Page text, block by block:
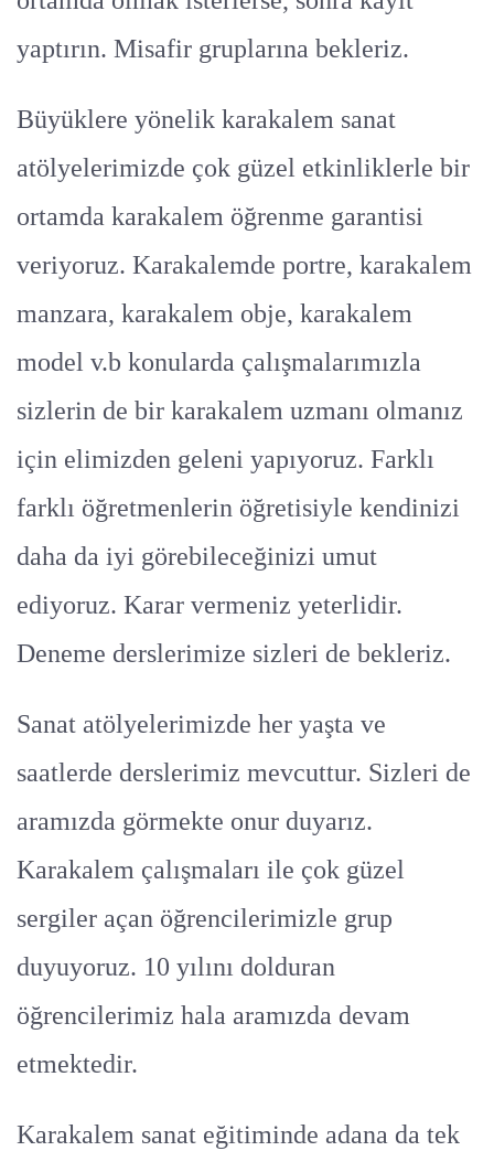
yaptırın. Misafir gruplarına bekleriz.
Büyüklere yönelik karakalem sanat
atölyelerimizde çok güzel etkinliklerle bir
ortamda karakalem öğrenme garantisi
veriyoruz. Karakalemde portre, karakalem
manzara, karakalem obje, karakalem
model v.b konularda çalışmalarımızla
sizlerin de bir karakalem uzmanı olmanız
için elimizden geleni yapıyoruz. Farklı
farklı öğretmenlerin öğretisiyle kendinizi
daha da iyi görebileceğinizi umut
ediyoruz. Karar vermeniz yeterlidir.
Deneme derslerimize sizleri de bekleriz.
Sanat atölyelerimizde her yaşta ve
saatlerde derslerimiz mevcuttur. Sizleri de
aramızda görmekte onur duyarız.
Karakalem çalışmaları ile çok güzel
sergiler açan öğrencilerimizle grup
duyuyoruz. 10 yılını dolduran
öğrencilerimiz hala aramızda devam
etmektedir.
Karakalem sanat eğitiminde adana da tek